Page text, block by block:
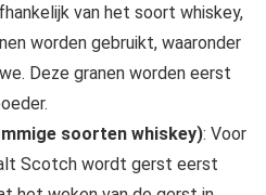
van het soort whiskey,
worden gebruikt, waaronder
Deze granen worden eerst
soorten whiskey): Voor
Scotch wordt gerst eerst